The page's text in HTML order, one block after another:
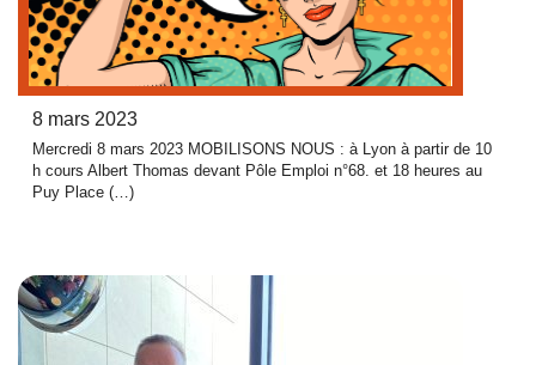
8 mars 2023
Mercredi 8 mars 2023 MOBILISONS NOUS : à Lyon à partir de 10
h cours Albert Thomas devant Pôle Emploi n°68. et 18 heures au
Puy Place (…)